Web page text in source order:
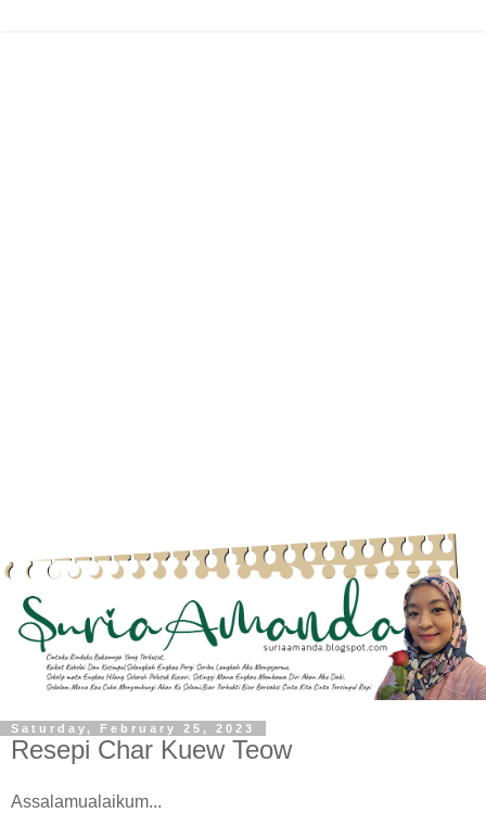
Saturday, February 25, 2023
Resepi Char Kuew Teow
Assalamualaikum...